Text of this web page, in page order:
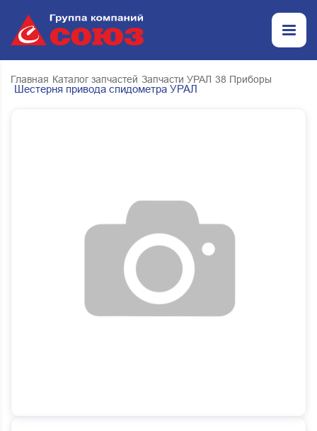
Главная Каталог запчастей Запчасти УРАЛ 38 Приборы
Шестерня привода спидометра УРАЛ